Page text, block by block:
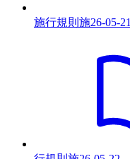
施行規則 施26-05-21